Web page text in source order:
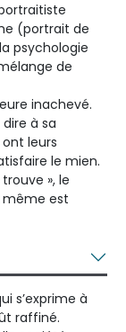
(portrait de
psychologie
de
inachevé.
à sa
leurs
le mien.
», le
est
s’exprime à
raffiné.